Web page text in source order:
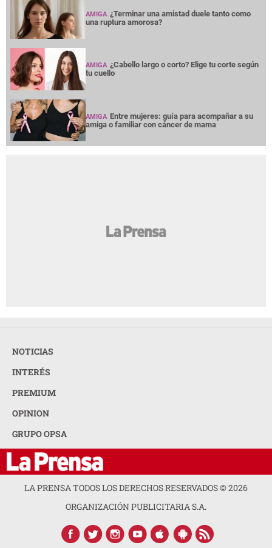
AMIGA ¿Terminar una amistad duele tanto como
una ruptura amorosa?
AMIGA ¿Cabello largo o corto? Elige tu corte según
tu cuello
AMIGA Entre mujeres: guía para acompañar a su
amiga o familiar con cáncer de mama
NOTICIAS
INTERÉS
PREMIUM
OPINION
GRUPO OPSA
LA PRENSA TODOS LOS DERECHOS RESERVADOS ©2026
ORGANIZACIÓN PUBLICITARIA S.A.